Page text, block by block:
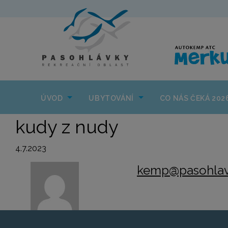
ÚVOD
ÚVOD UBYTOVÁNÍ CO NÁS ČEKÁ
kudy z nudy
4.7.2023